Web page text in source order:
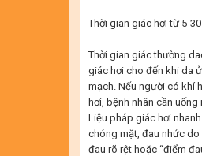
Thời gian giác hơi từ 5-
Thời gian giác thường
giác hơi cho đến khi da
mạch. Nếu người có khí
hơi, bệnh nhân cần
Liệu pháp giác hơi
chóng mặt, đau nhức
đau rõ rệt hoặc “điểm